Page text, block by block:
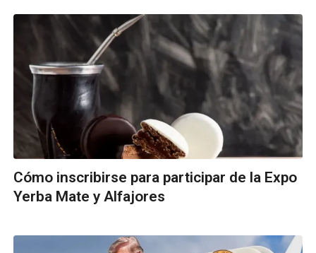
Cómo inscribirse para participar de la Expo
Yerba Mate y Alfajores